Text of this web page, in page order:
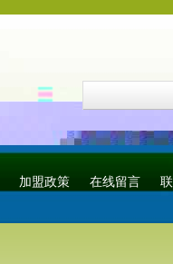
加盟政策 在线留言